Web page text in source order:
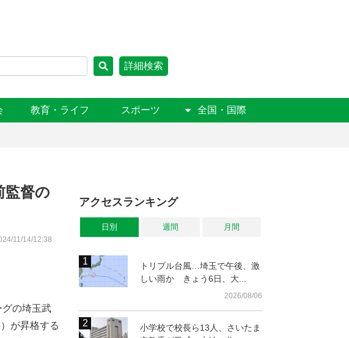
詳細検索
教育・ライフ スポーツ 全国・国際
督の
11/14/12:38
の埼玉武
が昇格する
アクセスランキング
日別 週間 月間
トリプル台風…埼玉で午後、激
しい雨か きょう6日、大...
2026/08/06
小学校で校長ら13人、さいたま